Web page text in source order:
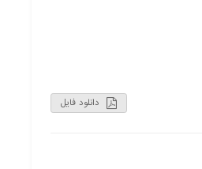
دانلود فایل